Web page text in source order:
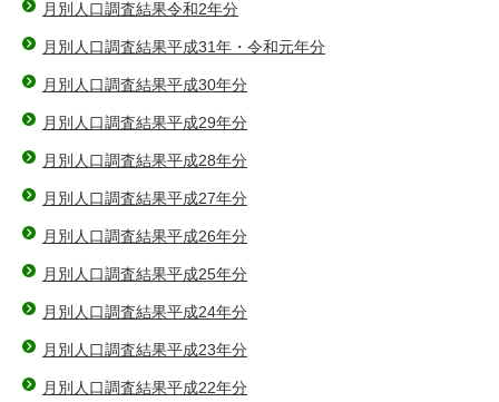
月別人口調査結果令和2年分
月別人口調査結果平成31年・令和元年分
月別人口調査結果平成30年分
月別人口調査結果平成29年分
月別人口調査結果平成28年分
月別人口調査結果平成27年分
月別人口調査結果平成26年分
月別人口調査結果平成25年分
月別人口調査結果平成24年分
月別人口調査結果平成23年分
月別人口調査結果平成22年分